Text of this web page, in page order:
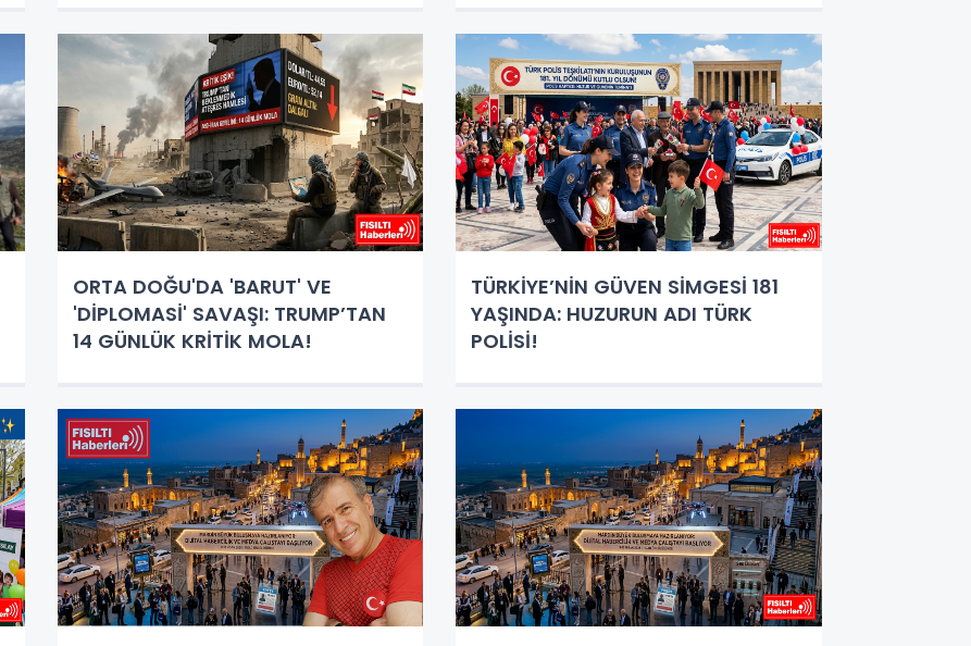
ORTA DOĞU'DA 'BARUT' VE
'DİPLOMASİ' SAVAŞI: TRUMP’TAN
14 GÜNLÜK KRİTİK MOLA!
TÜRKİYE’NİN GÜVEN SİMGESİ 181
YAŞINDA: HUZURUN ADI TÜRK
POLİSİ!